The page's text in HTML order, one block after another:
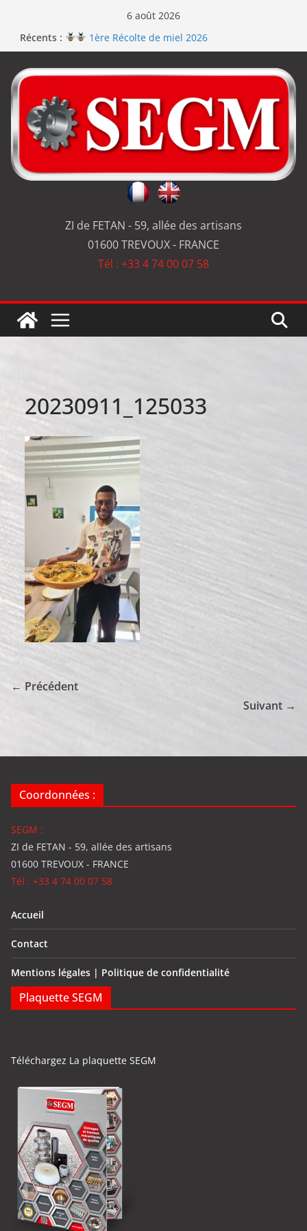
6 août 2026
Récents :
1ère Récolte de miel 2026
Renouvellement de la certification ISO 9001
Le repas d’équipe de SEGM allume le feu
Jérôme en renfort sur la qualité de #SEGM
ZI de FETAN - 59, allée des artisans
01600 TREVOUX - FRANCE
Tél : +33 4 74 00 07 58
20230911_125033
← Précédent
Suivant →
Coordonnées :
SEGM :
ZI de FETAN - 59, allée des artisans
01600 TREVOUX - FRANCE
Tél : +33 4 74 00 07 58
Accueil
Contact
Mentions légales | Politique de confidentialité
Plaquette SEGM
Téléchargez La plaquette SEGM